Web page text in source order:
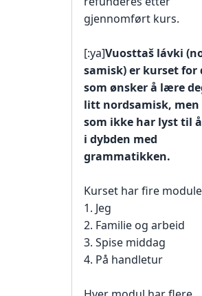
gjennomført kurs.
[:ya]Vuosttaš lávki
samisk) er kurset for
som ønsker å lære
litt nordsamisk, men
som ikke har lyst til
i dybden med
grammatikken.
Kurset har fire
1. Jeg
2. Familie og arbeid
3. Spise middag
4. På handletur